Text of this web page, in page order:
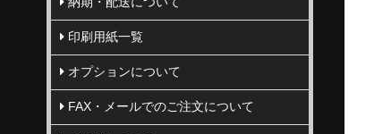
印刷用紙一覧
オプションについて
FAX・メールでのご注文について